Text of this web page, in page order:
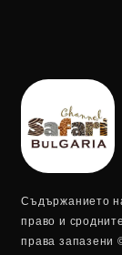
Съдържанието
право и
права запазени